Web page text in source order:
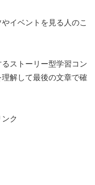
イベントを見る人のこ
るストーリー型学習コン
解して最後の文章で確
ク